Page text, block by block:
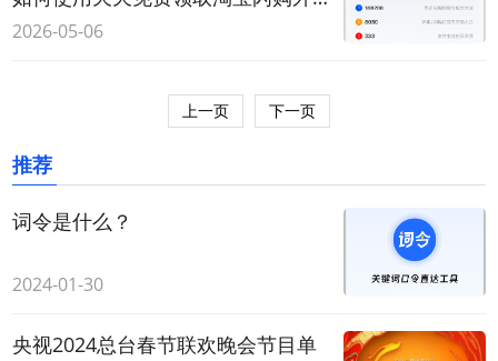
卖爆红包？
2026-05-06
上一页 下一页
推荐
词令是什么？
2024-01-30
央视2024总台春节联欢晚会节目单